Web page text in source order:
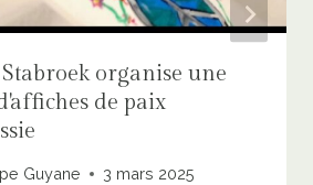
organise une
de paix
Guyane 3 mars 2025